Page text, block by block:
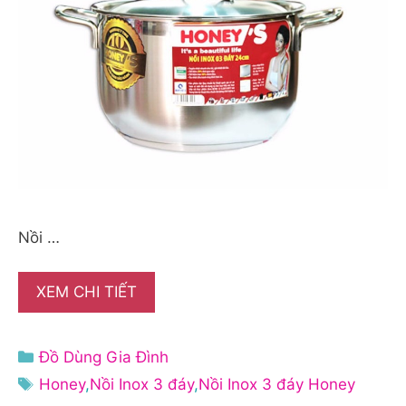
Nồi …
XEM CHI TIẾT
Danh
mục
Đồ Dùng Gia Đình
Thẻ
Honey,Nồi Inox 3 đáy,Nồi Inox 3 đáy Honey